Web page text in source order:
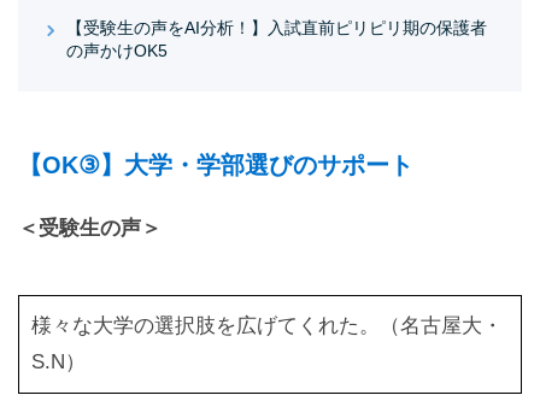
【受験生の声をAI分析！】入試直前ピリピリ期の保護者
の声かけOK5
【OK③】大学・学部選びのサポート
＜受験生の声＞
様々な大学の選択肢を広げてくれた。（名古屋大・
S.N）